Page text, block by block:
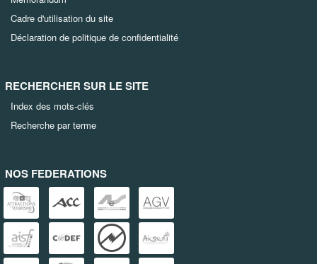
Cadre d'utilisation du site
Déclaration de politique de confidentialité
RECHERCHER SUR LE SITE
Index des mots-clés
Recherche par terme
NOS FEDERATIONS